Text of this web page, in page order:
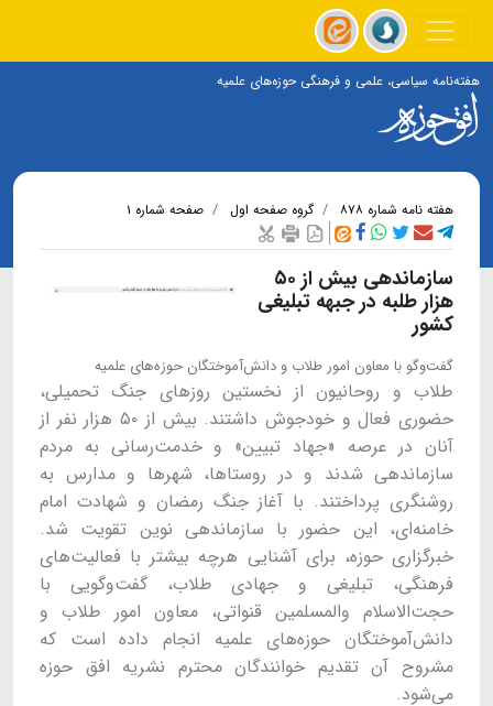
هفته‌نامه سیاسی، علمی و فرهنگی حوزه‌های علمیه
هفته نامه شماره ۸۷۸ گروه صفحه اول صفحه شماره ۱
سازماندهی بیش از ۵۰
هزار طلبه در جبهه تبلیغی
کشور
گفت‌وگو با معاون امور طلاب و دانش‌آموختگان حوزه‌های علمیه
طلاب و روحانیون از نخستین روزهای جنگ تحمیلی،
حضوری فعال و خودجوش داشتند. بیش از ۵۰ هزار نفر از
آنان در عرصه «جهاد تبیین» و خدمت‌رسانی به مردم
سازماندهی شدند و در روستاها، شهرها و مدارس به
روشنگری پرداختند. با آغاز جنگ رمضان و شهادت امام
خامنه‌ای، این حضور با سازماندهی نوین تقویت شد.
خبرگزاری حوزه، برای آشنایی هرچه بیشتر با فعالیت‌های
فرهنگی، تبلیغی و جهادی طلاب، گفت‌وگویی با
حجت‌الاسلام والمسلمین قنواتی، معاون امور طلاب و
دانش‌آموختگان حوزه‌های علمیه انجام داده است که
مشروح آن تقدیم خوانندگان محترم نشریه افق حوزه
می‌شود.